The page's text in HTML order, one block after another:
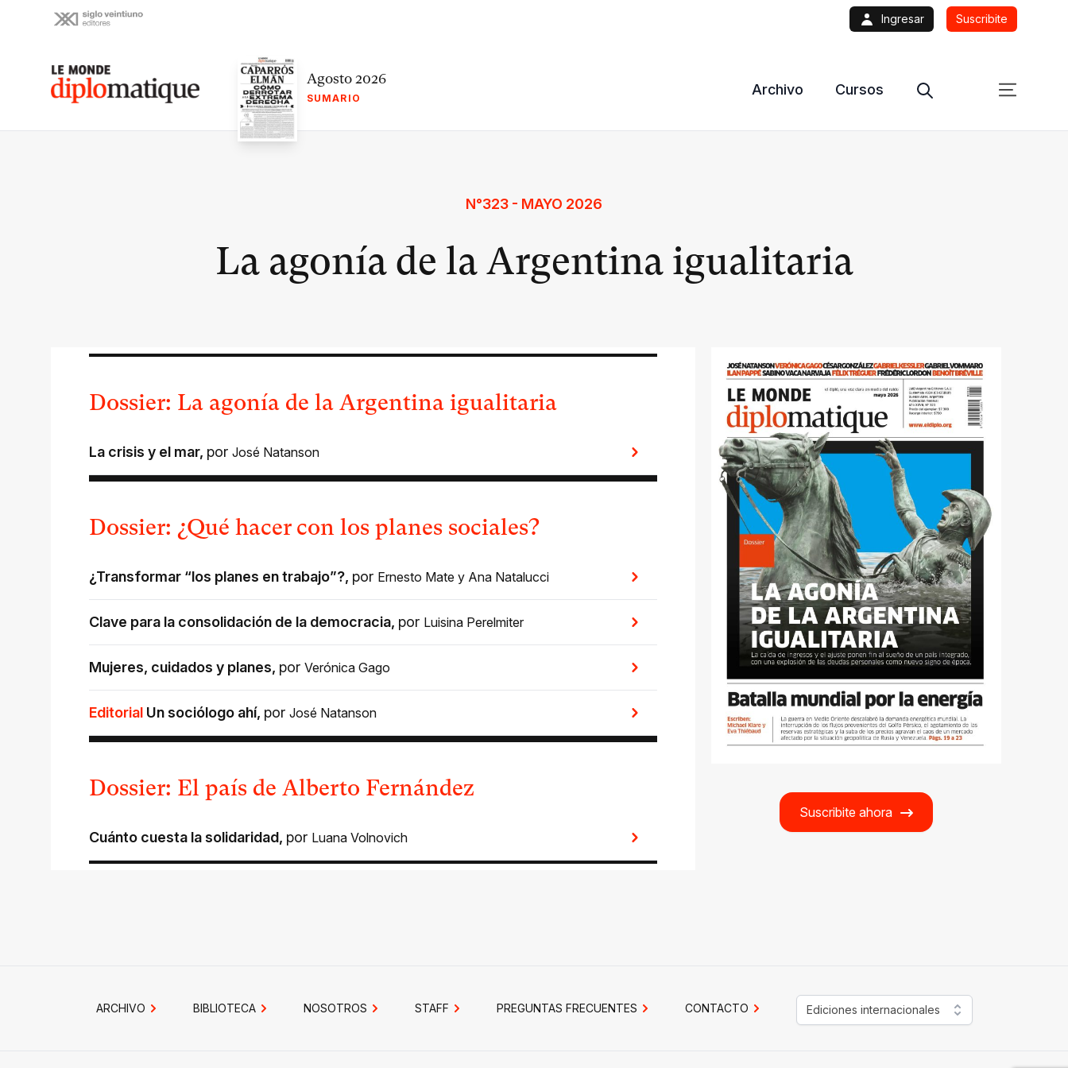
Ingresar Suscribite
Le monde diplomatique Agosto 2026
SUMARIO
Archivo Cursos
N°323 - MAYO 2026
La agonía de la Argentina igualitaria
Suscribite ahora
Dossier: La agonía de la Argentina igualitaria
La crisis y el mar, por José Natanson
Dossier: ¿Qué hacer con los planes sociales?
¿Transformar “los planes en trabajo”?, por Ernesto Mate y Ana Natalucci
Clave para la consolidación de la democracia, por Luisina Perelmiter
Mujeres, cuidados y planes, por Verónica Gago
Editorial Un sociólogo ahí, por José Natanson
Dossier: El país de Alberto Fernández
Cuánto cuesta la solidaridad, por Luana Volnovich
ARCHIVO BIBLIOTECA NOSOTROS STAFF PREGUNTAS FRECUENTES CONTACTO Ediciones internacionales